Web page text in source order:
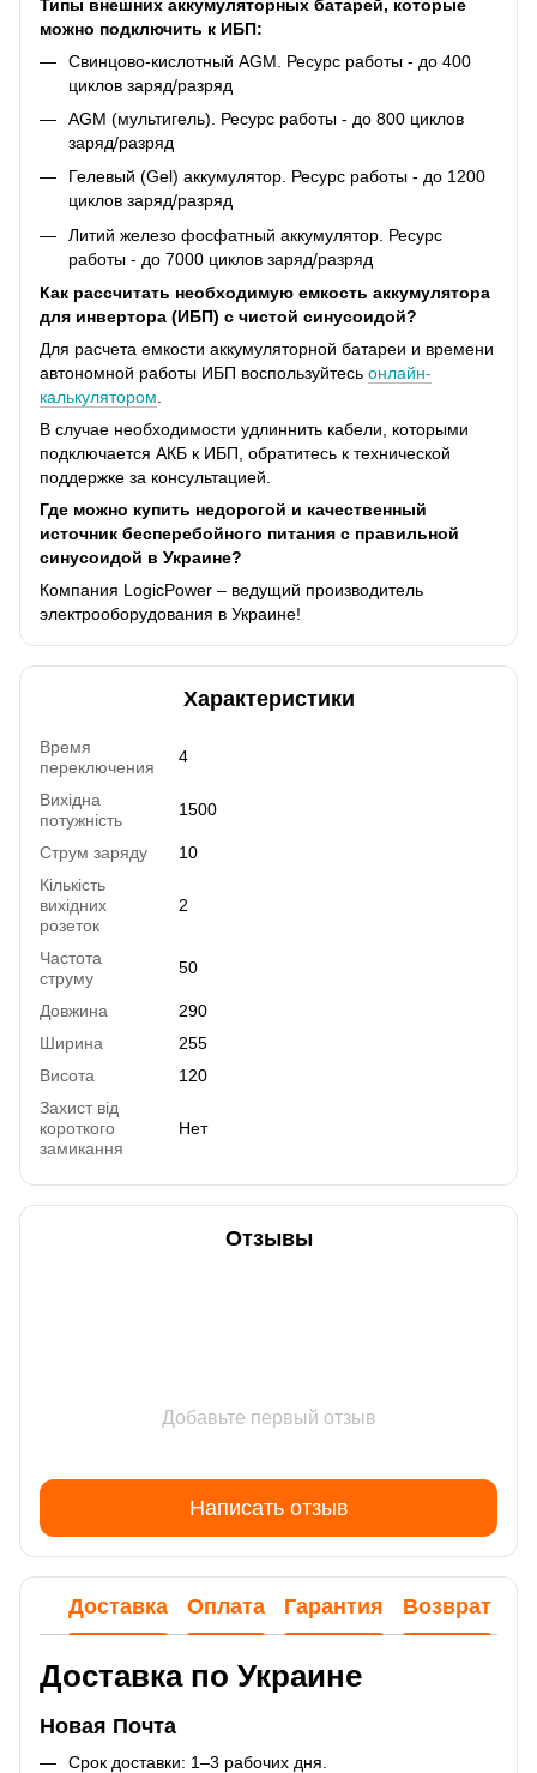
Типы внешних аккумуляторных батарей, которые
можно подключить к ИБП:
Свинцово-кислотный AGM. Ресурс работы - до 400
циклов заряд/разряд
AGM (мультигель). Ресурс работы - до 800 циклов
заряд/разряд
Гелевый (Gel) аккумулятор. Ресурс работы - до 1200
циклов заряд/разряд
Литий железо фосфатный аккумулятор. Ресурс
работы - до 7000 циклов заряд/разряд
Как рассчитать необходимую емкость аккумулятора
для инвертора (ИБП) с чистой синусоидой?
Для расчета емкости аккумуляторной батареи и времени
автономной работы ИБП воспользуйтесь онлайн-
калькулятором.
В случае необходимости удлиннить кабели, которыми
подключается АКБ к ИБП, обратитесь к технической
поддержке за консультацией.
Где можно купить недорогой и качественный
источник бесперебойного питания с правильной
синусоидой в Украине?
Компания LogicPower – ведущий производитель
электрооборудования в Украине!
Характеристики
Время
переключения
4
Вихідна
потужність
1500
Струм заряду
10
Кількість
вихідних
розеток
2
Частота
струму
50
Довжина
290
Ширина
255
Висота
120
Захист від
короткого
замикання
Нет
Отзывы
Добавьте первый отзыв
Написать отзыв
Доставка Оплата Гарантия Возврат
Доставка по Украине
Новая Почта
Срок доставки: 1–3 рабочих дня.